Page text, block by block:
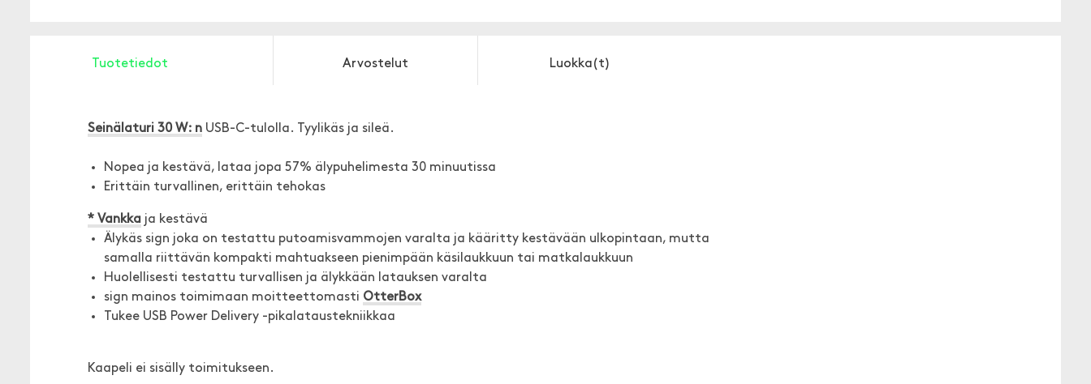
Tuotetiedot Arvostelut Luokka(t)
Seinälaturi 30 W: n USB-C-tulolla. Tyylikäs ja sileä.
Nopea ja kestävä, lataa jopa 57% älypuhelimesta 30 minuutissa
Erittäin turvallinen, erittäin tehokas
* Vankka ja kestävä
Älykäs sign joka on testattu putoamisvammojen varalta ja kääritty kestävään ulkopintaan, mutta
samalla riittävän kompakti mahtuakseen pienimpään käsilaukkuun tai matkalaukkuun
Huolellisesti testattu turvallisen ja älykkään latauksen varalta
sign mainos toimimaan moitteettomasti OtterBox
Tukee USB Power Delivery -pikalataustekniikkaa
Kaapeli ei sisälly toimitukseen.